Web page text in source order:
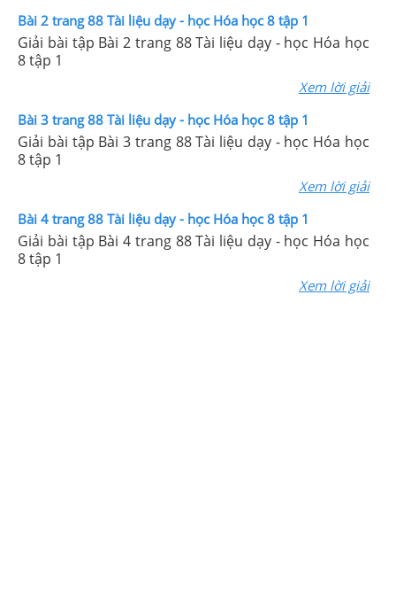
Bài 2 trang 88 Tài liệu dạy - học Hóa học 8 tập 1
Giải bài tập Bài 2 trang 88 Tài liệu dạy - học Hóa học
8 tập 1
Xem lời giải
Bài 3 trang 88 Tài liệu dạy - học Hóa học 8 tập 1
Giải bài tập Bài 3 trang 88 Tài liệu dạy - học Hóa học
8 tập 1
Xem lời giải
Bài 4 trang 88 Tài liệu dạy - học Hóa học 8 tập 1
Giải bài tập Bài 4 trang 88 Tài liệu dạy - học Hóa học
8 tập 1
Xem lời giải